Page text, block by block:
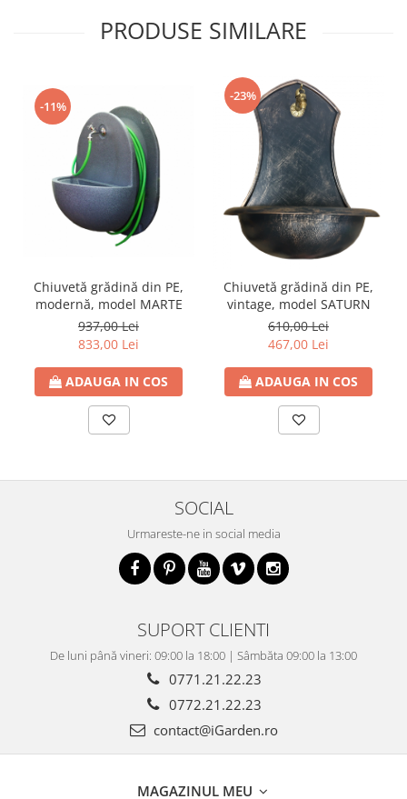
PRODUSE SIMILARE
-11%
Chiuvetă grădină din PE,
modernă, model MARTE
937,00 Lei
833,00 Lei
ADAUGA IN COS
-23%
Chiuvetă grădină din PE,
vintage, model SATURN
610,00 Lei
467,00 Lei
ADAUGA IN COS
SOCIAL
Urmareste-ne in social media
SUPORT CLIENTI
De luni până vineri: 09:00 la 18:00 | Sâmbăta 09:00 la 13:00
0771.21.22.23
0772.21.22.23
contact@iGarden.ro
MAGAZINUL MEU